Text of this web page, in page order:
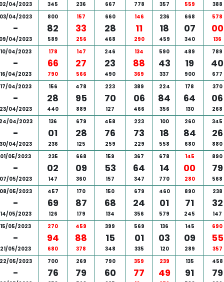
04/2023 345 236 667 778 357 559
388
04/2023
-
04/2023
800
82
589
157
33
256
660
28
468
146
11
290
236
18
459
668
07
340
578
00
136
10/04/2023
-
16/04/2023
178
66
790
147
27
566
246
23
490
134
88
369
590
43
337
489
19
900
789
40
677
17/04/2023
-
04/2023
156
28
440
478
95
889
223
70
127
389
06
466
224
84
356
178
64
130
370
06
268
04/2023
-
04/2023
136
01
236
679
28
125
458
76
259
223
73
229
100
18
558
260
84
680
345
26
880
01/05/2023
-
05/2023
235
02
147
668
09
360
159
53
157
367
64
347
678
14
770
145
00
280
890
79
568
05/2023
-
14/05/2023
457
69
126
170
87
179
150
68
134
679
24
356
460
01
579
890
71
245
238
32
147
15/05/2023
-
21/05/2023
270
94
680
459
88
378
399
15
348
569
01
335
136
03
120
145
09
289
690
55
357
05/2023
-
700
76
269
79
790
60
359
77
239
49
135
91
458
79